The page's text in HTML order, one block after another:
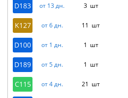
D183 от 13 дн. 3 шт
K127 от 6 дн. 11 шт
D100 от 1 дн. 1 шт
D189 от 5 дн. 1 шт
C115 от 4 дн. 21 шт